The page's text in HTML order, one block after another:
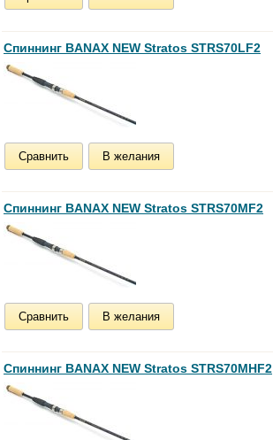
Спиннинг BANAX NEW Stratos STRS70LF2
Сравнить В желания
Спиннинг BANAX NEW Stratos STRS70MF2
Сравнить В желания
Спиннинг BANAX NEW Stratos STRS70MHF2